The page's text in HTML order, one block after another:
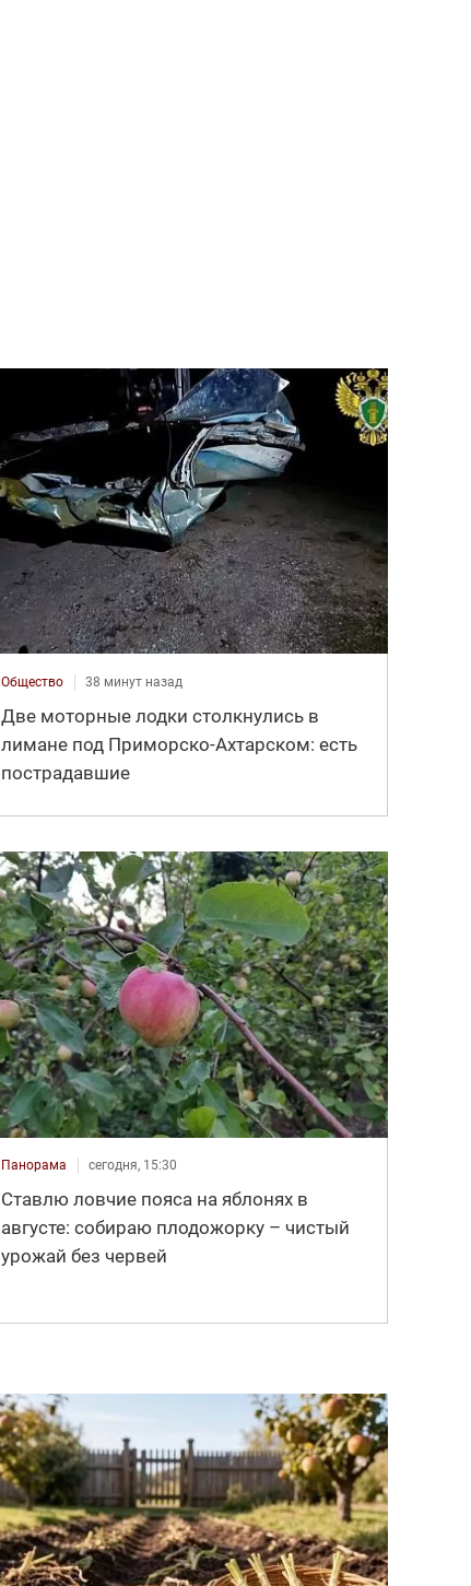
Общество 38 минут назад
Две моторные лодки столкнулись в
лимане под Приморско-Ахтарском: есть
пострадавшие
Панорама сегодня, 15:30
Ставлю ловчие пояса на яблонях в
августе: собираю плодожорку – чистый
урожай без червей